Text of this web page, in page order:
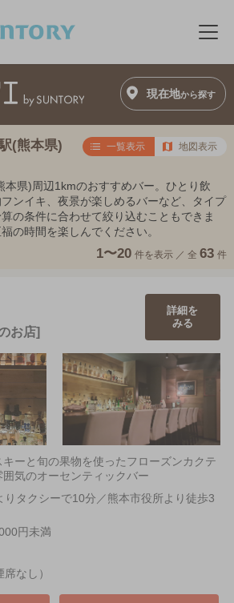
メ
現在地から探す
(熊本県)
一覧表示 地図表示
本県)周辺1kmのおすすめバー。ひとり飲
ンイキ、夜景が楽しめるバーなど、タイプ
の条件に合わせて絞り込むこともできま
の時間を楽しんでください。
1〜20 件を表示 ／ 全 63 件
お店]
詳細を
みる
ーと旬の果物を使ったフローズンカクテ
気のオーセンティックバー
タクシーで10分／熊本市役所より徒歩3
円未満
なし）